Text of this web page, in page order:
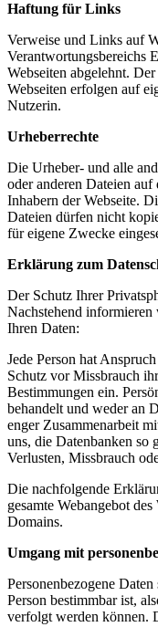
Haftung für Links
Verweise und Links auf
Verantwortungsbereichs
Webseiten abgelehnt.
Webseiten erfolgen auf
Nutzerin.
Urheberrechte
Die Urheber- und alle
oder anderen Dateien auf
Inhabern der Webseite.
Dateien dürfen nicht
für eigene Zwecke
Erklärung zum
Der Schutz Ihrer
Nachstehend
Ihren Daten:
Jede Person hat
Schutz vor Missbrauch
Bestimmungen ein.
behandelt und weder an
enger Zusammenarbeit
uns, die Datenbanken
Verlusten, Missbrauch
Die nachfolgende
gesamte Webangebot
Domains.
Umgang mit
Personenbezogene
Person bestimmbar ist,
verfolgt werden können.